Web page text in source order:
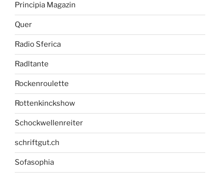
Principia Magazin
Quer
Radio Sferica
Radltante
Rockenroulette
Rottenkinckshow
Schockwellenreiter
schriftgut.ch
Sofasophia